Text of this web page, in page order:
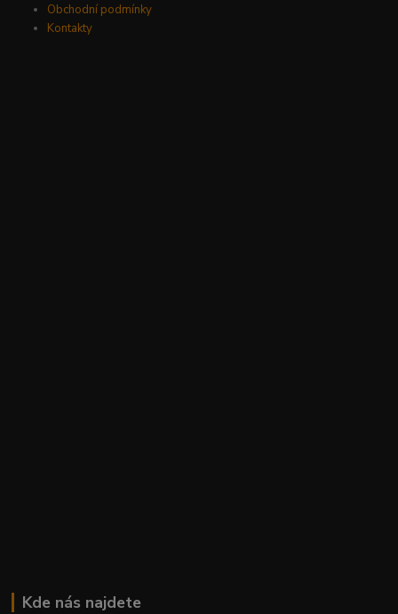
Obchodní podmínky
Kontakty
Kde nás najdete